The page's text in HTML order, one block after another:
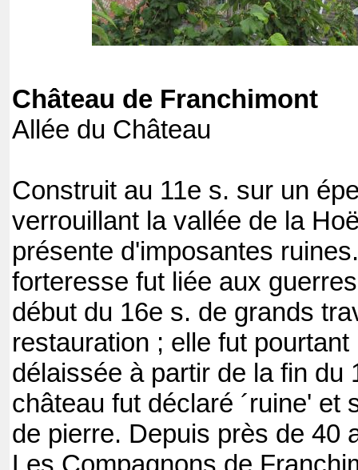
Château de Franchimont
Allée du
Construit au 11e s. sur un
verrouillant la vallée de la
présente d'imposantes
forteresse fut liée aux
début du 16e s. de grands
restauration ; elle fut
délaissée à partir de la fin du
château fut déclaré ´ruine' et
de pierre. Depuis près de 40